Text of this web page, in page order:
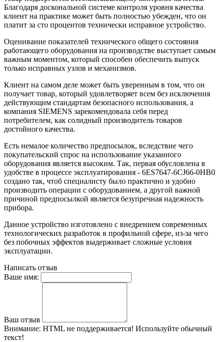
Благодаря доскональной системе контроля уровня качества
клиент на практике может быть полностью убежден, что он
платит за сто процентов технически исправное устройство.
Оценивание показателей технического общего состояния
работающего оборудования на производстве выступает самым
важным моментом, который способен обеспечить выпуск
только исправных узлов и механизмов.
Клиент на самом деле может быть уверенным в том, что он
получает товар, который удовлетворяет всем без исключения
действующим стандартам безопасного использования, а
компания SIEMENS зарекомендовала себя перед
потребителем, как солидный производитель товаров
достойного качества.
Есть немалое количество предпосылок, вследствие чего
покупательский спрос на использование указанного
оборудования является высоким. Так, первая обусловлена в
удобстве в процессе эксплуатирования - 6ES7647-6CJ66-0HB0
создано так, чтоб специалисту было практично и удобно
производить операции с оборудованием, а другой важной
причиной предпосылкой является безупречная надежность
прибора.
Данное устройство изготовлено с внедрением современных
технологических разработок в профильной сфере, из-за чего
без побочных эффектов выдерживает сложные условия
эксплуатации.
Написать отзыв
Ваше имя:
Ваш отзыв
Внимание: HTML не поддерживается! Используйте обычный
текст!